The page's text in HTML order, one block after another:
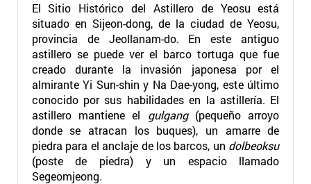
El Sitio Histórico del Astillero de Yeosu está
situado en Sijeon-dong, de la ciudad de Yeosu,
provincia de Jeollanam-do. En este antiguo
astillero se puede ver el barco tortuga que fue
creado durante la invasión japonesa por el
almirante Yi Sun-shin y Na Dae-yong, este último
conocido por sus habilidades en la astillería. El
astillero mantiene el gulgang(pequeño arroyo
donde se atracan los buques), un amarre de
piedra para el anclaje de los barcos, un dolbeoksu
(poste de piedra) y un espacio llamado
Segeomjeong.